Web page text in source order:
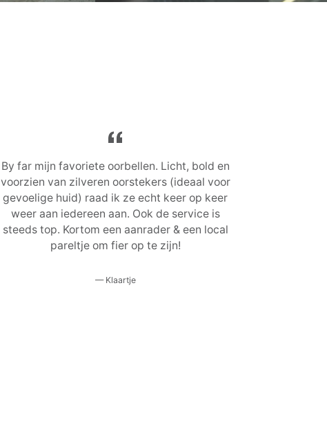
By far mijn favoriete oorbellen. Licht, bold en
voorzien van zilveren oorstekers (ideaal voor
gevoelige huid) raad ik ze echt keer op keer
weer aan iedereen aan. Ook de service is
steeds top. Kortom een aanrader & een local
pareltje om fier op te zijn!
Klaartje